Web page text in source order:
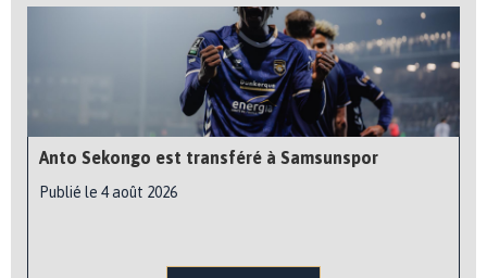
Anto Sekongo est transféré à Samsunspor
Publié le 4 août 2026